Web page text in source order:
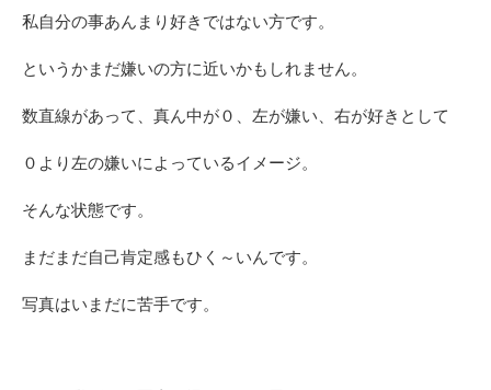
私自分の事あんまり好きではない方です。
というかまだ嫌いの方に近いかもしれません。
数直線があって、 真ん中が０、左が嫌い、右が好きとして
０より左の嫌いによっているイメージ。
そんな状態です。
まだまだ自己肯定感もひく～いんです。
写真はいまだに苦手です。